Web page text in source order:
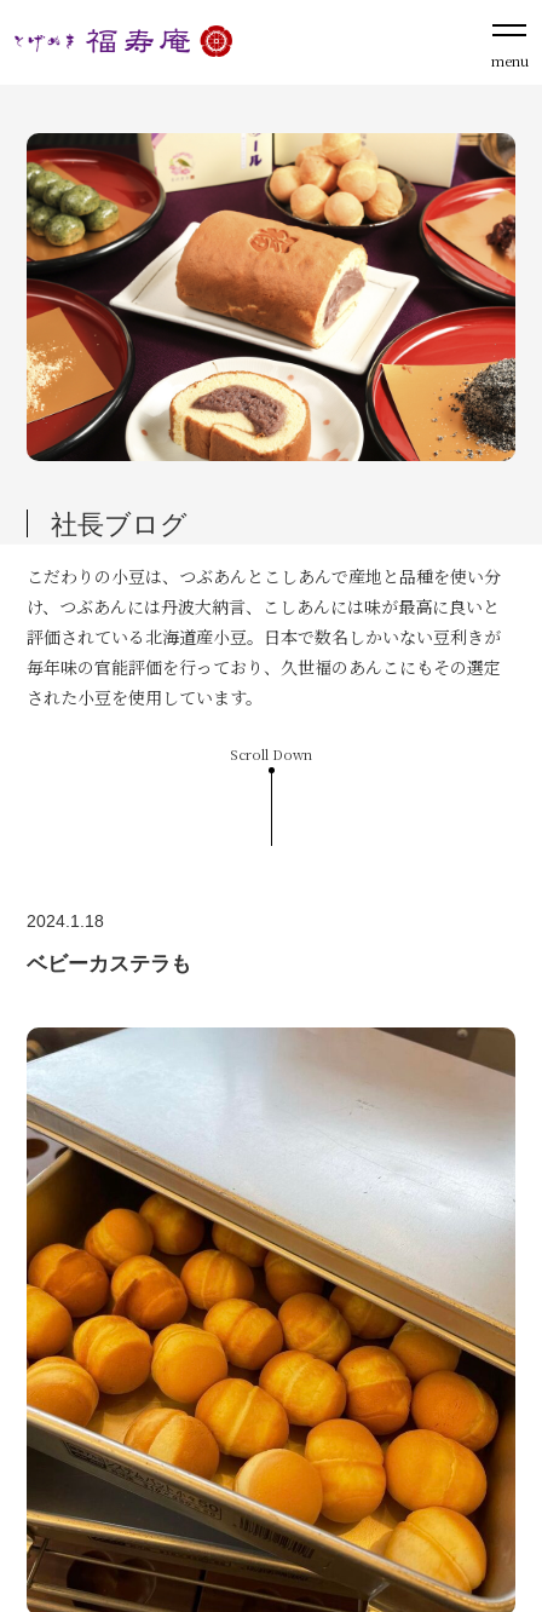
menu
社長ブログ
こだわりの小豆は、つぶあんとこしあんで産地と品種を使い分
け、つぶあんには丹波大納言、こしあんには味が最高に良いと
評価されている北海道産小豆。日本で数名しかいない豆利きが
毎年味の官能評価を行っており、久世福のあんこにもその選定
された小豆を使用しています。
Scroll Down
2024.1.18
ベビーカステラも